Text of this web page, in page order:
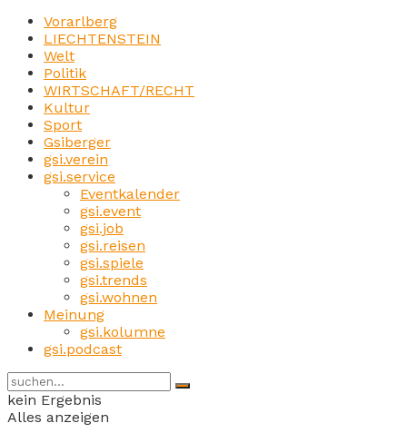
Vorarlberg
LIECHTENSTEIN
Welt
Politik
WIRTSCHAFT/RECHT
Kultur
Sport
Gsiberger
gsi.verein
gsi.service
Eventkalender
gsi.event
gsi.job
gsi.reisen
gsi.spiele
gsi.trends
gsi.wohnen
Meinung
gsi.kolumne
gsi.podcast
kein Ergebnis
Alles anzeigen